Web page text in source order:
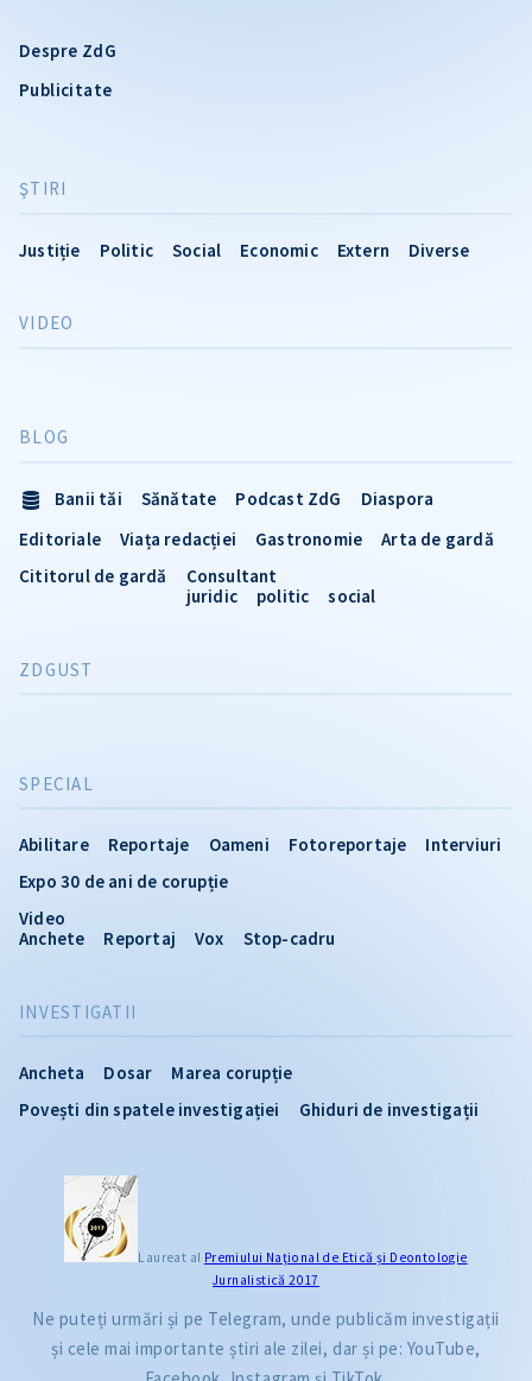
Despre ZdG
Publicitate
ŞTIRI
Justiție Politic Social Economic Extern Diverse
INVESTIGATII
Ancheta Dosar
Marea corupție
Povești din spatele investigației
Ghiduri de investigații
VIDEO
SPECIAL
Abilitare Reportaje Oameni Fotoreportaje
Interviuri
Expo 30 de ani de corupție
Video
Anchete
Reportaj Vox Stop-cadru
BLOG
Banii tăi Sănătate Podcast ZdG
Diaspora
Editoriale
Viața redacției Gastronomie
Arta de gardă
Cititorul de gardă
Consultant
juridic
politic social
ZDGUST
Laureat al Premiului Naţional de Etică și Deontologie
Jurnalistică 2017
Ne puteți urmări și pe Telegram, unde publicăm investigații
și cele mai importante știri ale zilei, dar și pe: YouTube,